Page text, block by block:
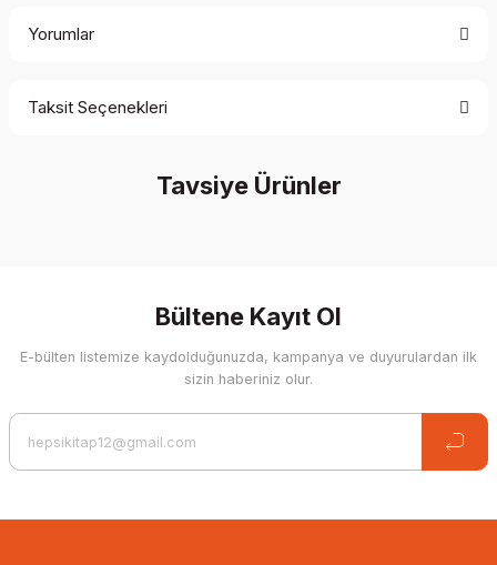
Yorumlar
Write a Comment
Taksit Seçenekleri
Tavsiye Ürünler
Bültene Kayıt Ol
E-bülten listemize kaydolduğunuzda, kampanya ve duyurulardan ilk
sizin haberiniz olur.